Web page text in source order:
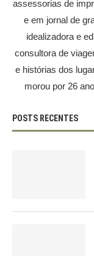
assessorias de
e em jornal de
idealizadora e
consultora de
e histórias dos
morou por 26
POSTS RECENTES